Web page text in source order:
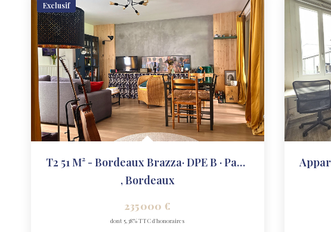
Exclusif
T2 51 M² - Bordeaux Brazza· DPE B · Parking Inclus
,Bordeaux
235 000 €
dont 5,38% TTC d'honoraires